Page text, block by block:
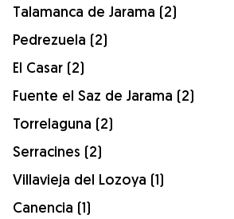
Talamanca de Jarama (2)
Pedrezuela (2)
El Casar (2)
Fuente el Saz de Jarama (2)
Torrelaguna (2)
Serracines (2)
Villavieja del Lozoya (1)
Canencia (1)